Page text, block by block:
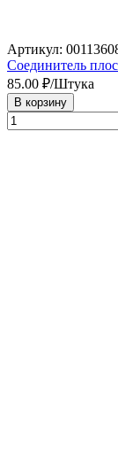
Артикул:
Соединитель
85.00 ₽/Штука
В корзину